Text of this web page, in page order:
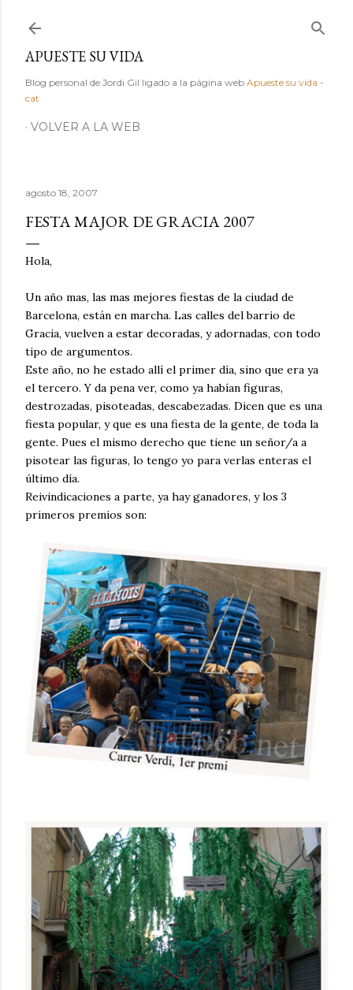
APUESTE SU VIDA
Blog personal de Jordi Gil ligado a la página web Apueste su vida -
cat
VOLVER A LA WEB
agosto 18, 2007
FESTA MAJOR DE GRACIA 2007
Hola,
Un año mas, las mas mejores fiestas de la ciudad de
Barcelona, están en marcha. Las calles del barrio de
Gracia, vuelven a estar decoradas, y adornadas, con todo
tipo de argumentos.
Este año, no he estado allí el primer día, sino que era ya
el tercero. Y da pena ver, como ya habían figuras,
destrozadas, pisoteadas, descabezadas. Dicen que es una
fiesta popular, y que es una fiesta de la gente, de toda la
gente. Pues el mismo derecho que tiene un señor/a a
pisotear las figuras, lo tengo yo para verlas enteras el
último día.
Reivindicaciones a parte, ya hay ganadores, y los 3
primeros premios son: